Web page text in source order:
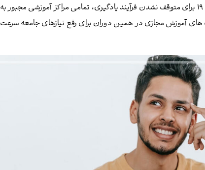
ماجرا این است که در دوران قرنطینه و شیوع کووید 19 برای متوقف نشدن فرآیند یادگیری، تمامی مراکز آموزشی مجبور به
های آموزش مجازی در همین دوران برای رفع نیازهای جامعه سرعت